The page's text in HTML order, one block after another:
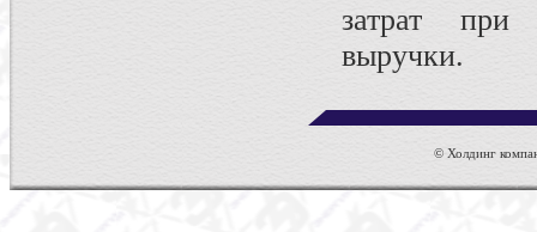
затрат при
выручки.
© Холдинг